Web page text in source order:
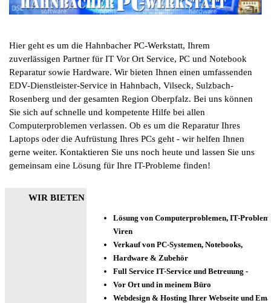
Hier geht es um die Hahnbacher PC-Werkstatt, Ihrem
zuverlässigen Partner für IT Vor Ort Service, PC und Notebook
Reparatur sowie Hardware. Wir bieten Ihnen einen umfassenden
EDV-Dienstleister-Service in Hahnbach, Vilseck, Sulzbach-
Rosenberg und der gesamten Region Oberpfalz. Bei uns können
Sie sich auf schnelle und kompetente Hilfe bei allen
Computerproblemen verlassen. Ob es um die Reparatur Ihres
Laptops oder die Aufrüstung Ihres PCs geht - wir helfen Ihnen
gerne weiter. Kontaktieren Sie uns noch heute und lassen Sie uns
gemeinsam eine Lösung für Ihre IT-Probleme finden!
WIR BIETEN
Lösung von Computerproblemen, IT-
Viren
Verkauf von PC-Systemen, Notebooks,
Hardware & Zubehör
Full Service IT-Service und Betreuung -
Vor Ort und in meinem Büro
Webdesign & Hosting Ihrer Webseite und